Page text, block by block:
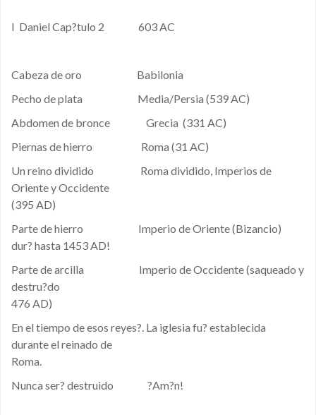
I Daniel Cap?tulo 2 603 AC
Cabeza de oro Babilonia
Pecho de plata Media/Persia (539 AC)
Abdomen de bronce Grecia (331 AC)
Piernas de hierro Roma (31 AC)
Un reino dividido Roma dividido, Imperios de
Oriente y Occidente
(395 AD)
Parte de hierro Imperio de Oriente (Bizancio)
dur? hasta 1453 AD!
Parte de arcilla Imperio de Occidente (saqueado y
destru?do
476 AD)
En el tiempo de esos reyes?. La iglesia fu? establecida
durante el reinado de
Roma.
Nunca ser? destruido ?Am?n!